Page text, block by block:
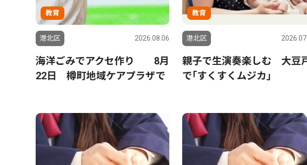
教育
港北区 2026.08.06
海洋ごみでアクセ作り 8月
22日 樽町地域ケアプラザで
教育
港北区
親子で生演奏楽しむ 大豆
で｢すくすくムジカ｣